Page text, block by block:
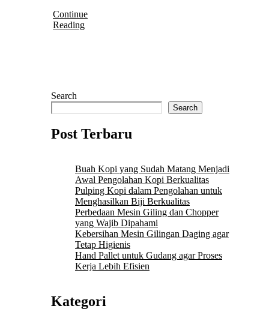
Continue
Reading
Search
Search
Post Terbaru
Buah Kopi yang Sudah Matang Menjadi
Awal Pengolahan Kopi Berkualitas
Pulping Kopi dalam Pengolahan untuk
Menghasilkan Biji Berkualitas
Perbedaan Mesin Giling dan Chopper
yang Wajib Dipahami
Kebersihan Mesin Gilingan Daging agar
Tetap Higienis
Hand Pallet untuk Gudang agar Proses
Kerja Lebih Efisien
Kategori